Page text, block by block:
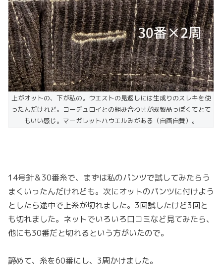
上がオットの、下が私の。ウエストの見返しには生成りのスレキを使
ったんだけれど。コーデュロイとの組み合わせが既製品っぽくてとて
もいい感じ。マーガレットハウエルみがある（自画自賛）。
14号針＆30番糸で、まずは私のパンツで試してみたらう
まくいったんだけれども。次にオットのパンツに付けよう
としたら途中で上糸が切れました。3回試したけど3回と
も切れました。ネットでいろいろ口コミなど見てみたら、
他にも30番だと切れるという方がいたので。
諦めて、糸を60番にし、3周かけました。